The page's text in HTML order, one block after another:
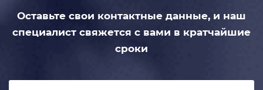
Оставьте свои контактные данные, и наш
специалист свяжется с вами в кратчайшие
сроки